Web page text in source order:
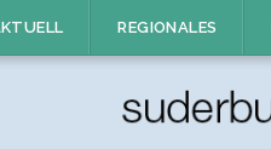
REGIONALES